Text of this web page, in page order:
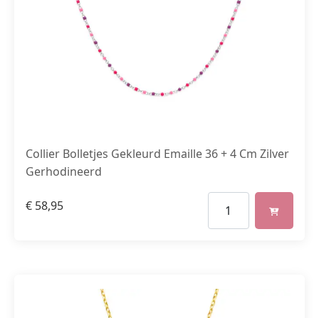
Collier Bolletjes Gekleurd Emaille 36 + 4 Cm Zilver
Gerhodineerd
€ 58,95